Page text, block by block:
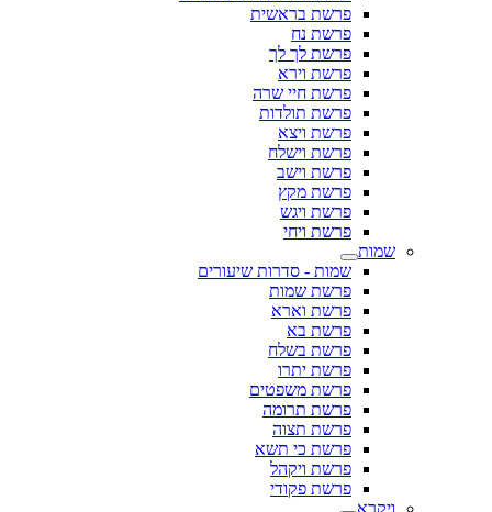
פרשת בראשית
פרשת נח
פרשת לך לך
פרשת וירא
פרשת חיי שרה
פרשת תולדות
פרשת ויצא
פרשת וישלח
פרשת וישב
פרשת מקץ
פרשת ויגש
פרשת ויחי
שמות
שמות - סדרות שיעורים
פרשת שמות
פרשת וארא
פרשת בא
פרשת בשלח
פרשת יתרו
פרשת משפטים
פרשת תרומה
פרשת תצוה
פרשת כי תשא
פרשת ויקהל
פרשת פקודי
ויקרא